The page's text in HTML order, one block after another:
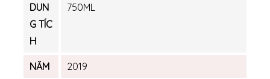
DUN
G TÍC
H
750ML
NĂM 2019